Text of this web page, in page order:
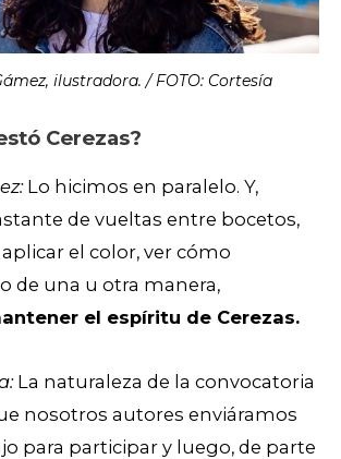
ilustradora. / FOTO: Cortesía
Cerezas?
Lo hicimos en paralelo. Y,
de vueltas entre bocetos,
el color, ver cómo
de una u otra manera,
el espíritu de Cerezas.
La naturaleza de la convocatoria
nosotros autores enviáramos
para participar y luego, de parte